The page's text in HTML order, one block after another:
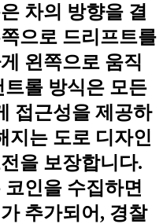
차의 방향을 결
으로 드리프트를
왼쪽으로 움직
롤 방식은 모든
접근성을 제공하
지는 도로 디자인
을 보장합니다.
인을 수집하면
추가되어, 경찰